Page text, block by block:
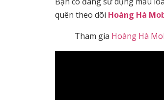
quên theo dõi Hoàng Hà
Tham gia Hoàng Hà